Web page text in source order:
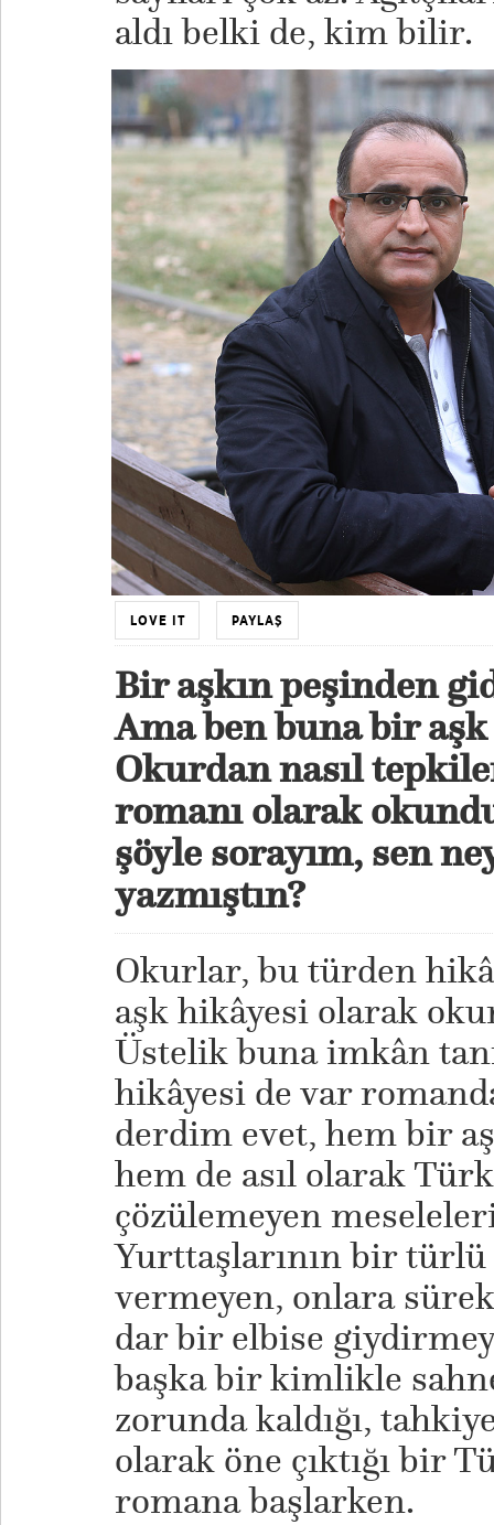
aldı belki de, kim bilir.
LOVE IT PAYLAŞ
Bir aşkın peşinden
Ama ben buna bir
Okurdan nasıl
romanı olarak
şöyle sorayım, sen
yazmıştın?
Okurlar, bu türden
aşk hikâyesi olarak
Üstelik buna imkân
hikâyesi de var
derdim evet, hem bir
hem de asıl olarak
çözülemeyen
Yurttaşlarının bir
vermeyen, onlara
dar bir elbise
başka bir kimlikle
zorunda kaldığı,
olarak öne çıktığı bir
romana başlarken.